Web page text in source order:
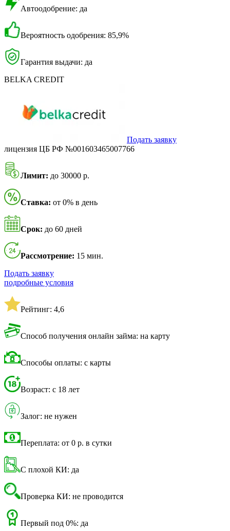
Автоодобрение: да
Вероятность одобрения: 85,9%
Гарантия выдачи: да
BELKA CREDIT
Подать заявку
лицензия ЦБ РФ №001603465007766
Лимит: до 30000 р.
Ставка: от 0% в день
Срок: до 60 дней
Рассмотрение: 15 мин.
Подать заявку
подробные условия
Рейтинг: 4,6
Способ получения онлайн займа: на карту
Способы оплаты: с карты
Возраст: с 18 лет
Залог: не нужен
Переплата: от 0 р. в сутки
С плохой КИ: да
Проверка КИ: не проводится
Первый под 0%: да